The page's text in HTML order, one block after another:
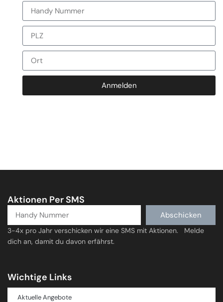
Anmelden
Aktionen Per SMS
Abschicken
3-4x pro Jahr verschicken wir eine SMS mit Aktionen. Melde
dich an, damit du davon erfährst.
Wichtige Links
Aktuelle Angebote